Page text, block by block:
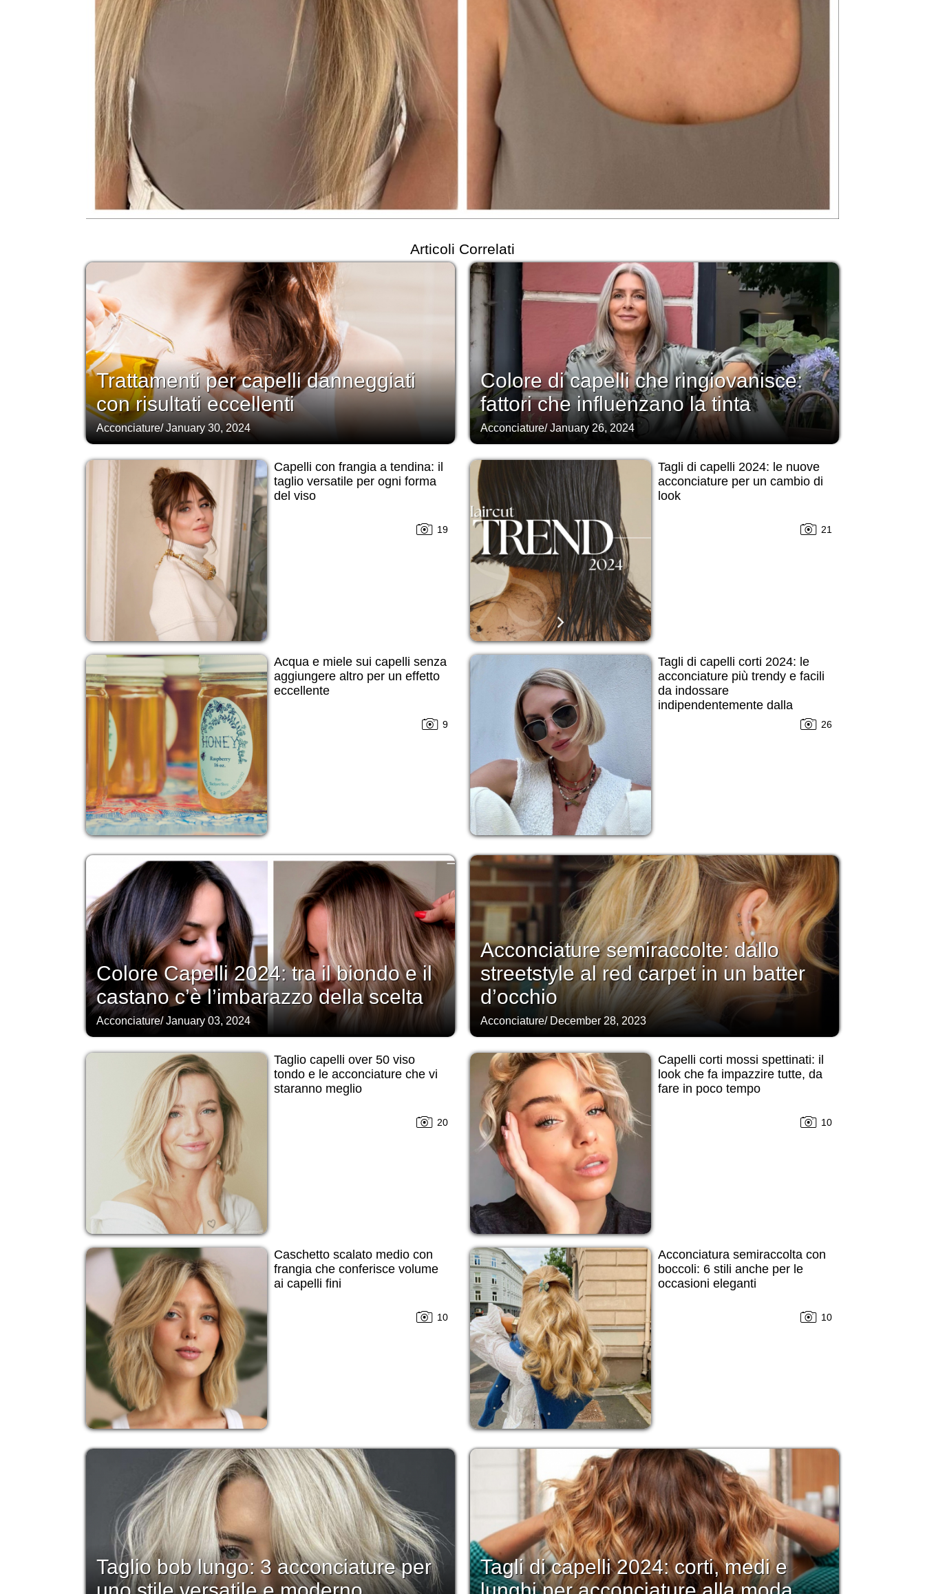
Articoli Correlati
Trattamenti per capelli danneggiati
con risultati eccellenti
Acconciature/January 30, 2024
Colore di capelli che ringiovanisce:
fattori che influenzano la tinta
Acconciature/January 26, 2024
Capelli con frangia a tendina: il
taglio versatile per ogni forma
del viso
19
Tagli di capelli 2024: le nuove
acconciature per un cambio di
look
21
Acqua e miele sui capelli senza
aggiungere altro per un effetto
eccellente
9
Tagli di capelli corti 2024: le
acconciature più trendy e facili
da indossare
indipendentemente dalla
26
Colore Capelli 2024: tra il biondo e il
castano c’è l’imbarazzo della scelta
Acconciature/January 03, 2024
Acconciature semiraccolte: dallo
streetstyle al red carpet in un batter
d’occhio
Acconciature/ December 28, 2023
Taglio capelli over 50 viso
tondo e le acconciature che vi
staranno meglio
20
Capelli corti mossi spettinati: il
look che fa impazzire tutte, da
fare in poco tempo
10
Caschetto scalato medio con
frangia che conferisce volume
ai capelli fini
10
Acconciatura semiraccolta con
boccoli: 6 stili anche per le
occasioni eleganti
10
Taglio bob lungo: 3 acconciature per
Tagli di capelli 2024: corti, medi e